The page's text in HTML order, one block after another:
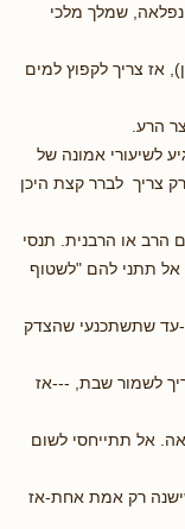
שמלך מלכי
אז צריך לקפוץ למים
הרע.
לשיעורי אמונה של
צריך לברר קצת היכן
הרב או הרבנית. תנסי
תתני להם "לשטוף
עד שתשתכנעי שהצדק
לשמור שבת, ---אז
אל תתייחסי לשום
רק אמת אחת-אז